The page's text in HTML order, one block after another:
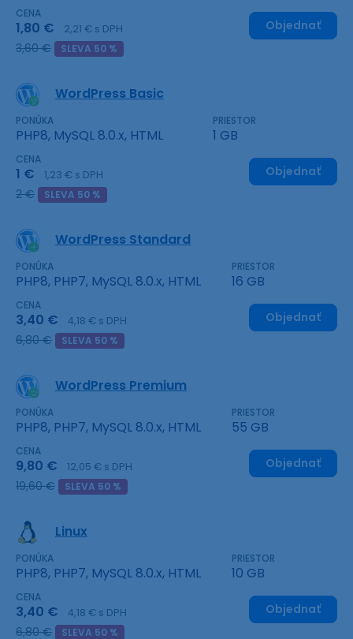
CENA
1,80 € 2,21 € s DPH
3,60 € SLEVA 50 %
Objednať
WordPress Basic
PONÚKA
PHP8, MySQL 8.0.x, HTML
PRIESTOR
1 GB
CENA
1 € 1,23 € s DPH
2 € SLEVA 50 %
Objednať
WordPress Standard
PONÚKA
PHP8, PHP7, MySQL 8.0.x, HTML
PRIESTOR
16 GB
CENA
3,40 € 4,18 € s DPH
6,80 € SLEVA 50 %
Objednať
WordPress Premium
PONÚKA
PHP8, PHP7, MySQL 8.0.x, HTML
PRIESTOR
55 GB
CENA
9,80 € 12,05 € s DPH
19,60 € SLEVA 50 %
Objednať
Linux
PONÚKA
PHP8, PHP7, MySQL 8.0.x, HTML
PRIESTOR
10 GB
CENA
3,40 € 4,18 € s DPH
6,80 € SLEVA 50 %
Objednať